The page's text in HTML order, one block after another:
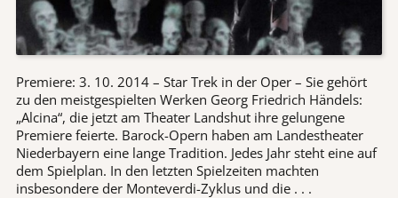
Premiere: 3. 10. 2014 – Star Trek in der Oper – Sie gehört
zu den meistgespielten Werken Georg Friedrich Händels:
„Alcina“, die jetzt am Theater Landshut ihre gelungene
Premiere feierte. Barock-Opern haben am Landestheater
Niederbayern eine lange Tradition. Jedes Jahr steht eine auf
dem Spielplan. In den letzten Spielzeiten machten
insbesondere der Monteverdi-Zyklus und die . . .